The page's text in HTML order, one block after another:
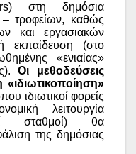
στη δημόσια
– τροφείων, καθώς
και εργασιακών
εκπαίδευση (στο
«ενιαίας»
Οι μεθοδεύσεις
ιδιωτικοί φορείς
λειτουργία
σταθμοί) θα
της δημόσιας